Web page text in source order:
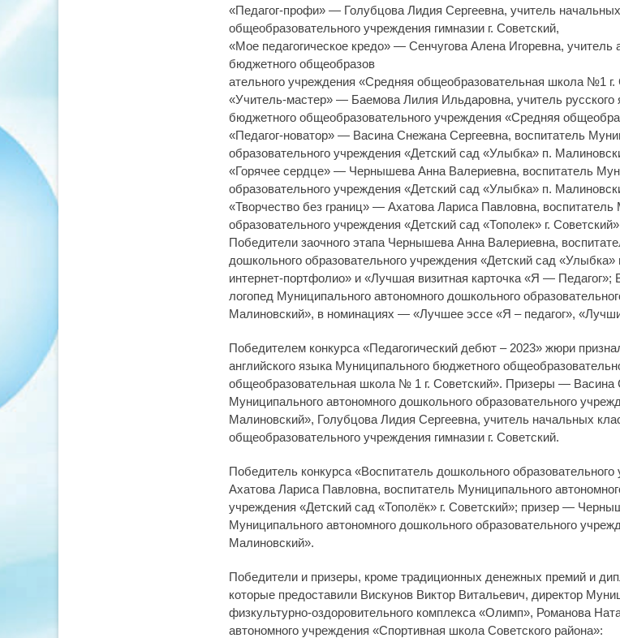
«Педагог-профи» — Голубцова Лидия Сергеевна, учитель
общеобразовательного учреждения гимназии г. Советский,
«Мое педагогическое кредо» — Сенчугова Алена Игоревна, учитель
бюджетного общеобразов
ательного учреждения «Средняя общеобразовательная школа №1 г.
«Учитель-мастер» — Баемова Лилия Ильдаровна, учитель русского
бюджетного общеобразовательного учреждения «Средняя
«Педагог-новатор» — Васина Снежана Сергеевна, воспитатель
образовательного учреждения «Детский сад «Улыбка» п.
«Горячее сердце» — Чернышева Анна Валериевна, воспитатель
образовательного учреждения «Детский сад «Улыбка» п.
«Творчество без границ» — Ахатова Лариса Павловна,
образовательного учреждения «Детский сад «Тополек» г. Советский»
Победители заочного этапа Чернышева Анна Валериевна,
дошкольного образовательного учреждения «Детский сад
интернет-портфолио» и «Лучшая визитная карточка «Я — Педагог»;
логопед Муниципального автономного дошкольного
Малиновский», в номинациях — «Лучшее эссе «Я – педагог»,
Победителем конкурса «Педагогический дебют – 2023» жюри
английского языка Муниципального бюджетного
общеобразовательная школа № 1 г. Советский». Призеры — Васина
Муниципального автономного дошкольного образовательного
Малиновский», Голубцова Лидия Сергеевна, учитель начальных
общеобразовательного учреждения гимназии г. Советский.
Победитель конкурса «Воспитатель дошкольного
Ахатова Лариса Павловна, воспитатель Муниципального
учреждения «Детский сад «Тополёк» г. Советский»; призер —
Муниципального автономного дошкольного образовательного
Малиновский».
Победители и призеры, кроме традиционных денежных премий и
которые предоставили Вискунов Виктор Витальевич, директор
физкультурно-оздоровительного комплекса «Олимп», Романова
автономного учреждения «Спортивная школа Советского района»: